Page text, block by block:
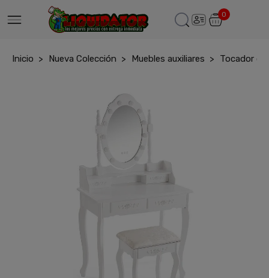
0
Inicio Nueva Colección Muebles auxiliares Tocador